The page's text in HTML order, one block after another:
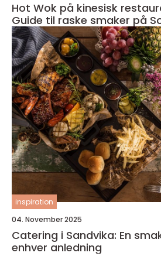
Hot Wok på kinesisk
Guide til raske smaker på
inspiration
04. November 2025
Catering i Sandvika: En
enhver anledning